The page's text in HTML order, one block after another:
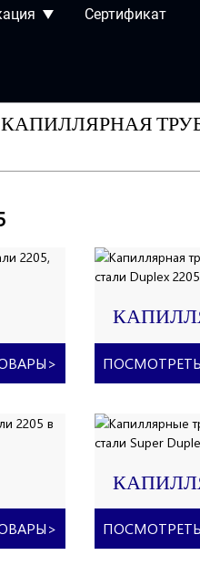
Сертификат
КАПИЛЛЯРНАЯ
>
ТРУБКА
СТАЛИ
>
ТРУБКИ
СТАЛИ